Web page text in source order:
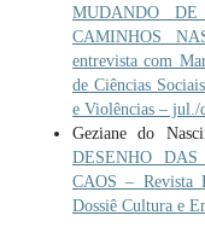
MUDANDO
CAMINHOS
entrevista com
de Ciências
e Violências – jul./
Geziane do
DESENHO
CAOS – Revista
Dossiê Cultura e